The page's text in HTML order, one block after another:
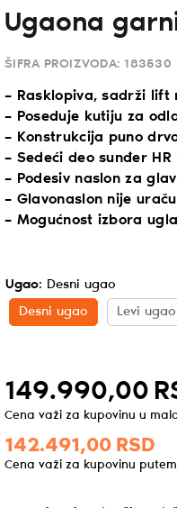
Ugaona
ŠIFRA PROIZVODA: 183530
– Rasklopiva, sadrži lift
– Poseduje kutiju za
– Konstrukcija puno
– Sedeći deo sunđer
– Podesiv naslon za
– Glavonaslon nije
– Mogućnost izbora ugla
Ugao: Desni ugao
Desni ugao
Levi ugao
149.990,00
Cena važi za kupovinu u
142.491,00 RSD
Cena važi za kupovinu